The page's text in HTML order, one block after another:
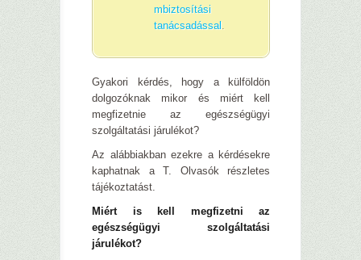
mbiztosítási
tanácsadással.
Gyakori kérdés, hogy a külföldön
dolgozóknak mikor és miért kell
megfizetnie az egészségügyi
szolgáltatási járulékot?
Az alábbiakban ezekre a kérdésekre
kaphatnak a T. Olvasók részletes
tájékoztatást.
Miért is kell megfizetni az
egészségügyi szolgáltatási
járulékot?